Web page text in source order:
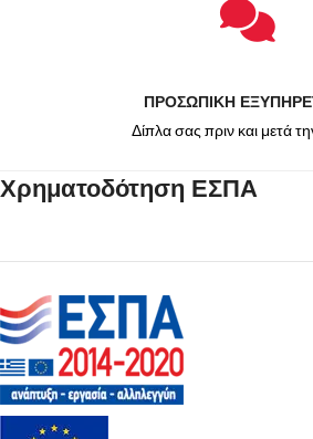
ΠΡΟΣΩΠΙΚΗ
Δίπλα σας πριν και μετά
Χρηματοδότηση ΕΣΠΑ